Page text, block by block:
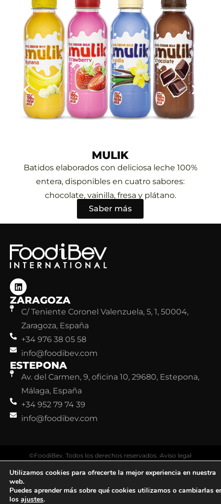
MULIK
Batidos elaborados con deliciosa leche 100%
entera, disponibles en cuatro sabores:
chocolate, vainilla, fresa y plátano.
Saber más
ZARAGOZA
C/ Teniente Coronel Valenzuela, 5, 1, 50004,
Zaragoza, España
+34 976 38 05 58
info@foodibev.com
ESTEPONA
Av. del Carmen, 9, oficina 10, 29680, Estepona,
Málaga, España
+34 952 79 74 39
info@foodibev.com
©FoodiBev. Todos los derechos reservados. Aviso legal
Utilizamos cookies para ofrecerte la mejor experiencia en nuestra
web.
Puedes aprender más sobre qué cookies utilizamos o cambiarlas
los ajustes.